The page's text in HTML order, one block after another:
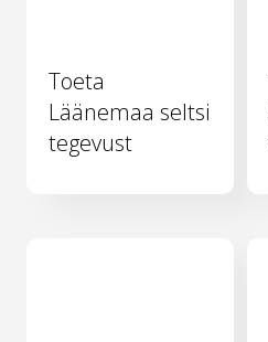
Toeta
Läänemaa seltsi
tegevust